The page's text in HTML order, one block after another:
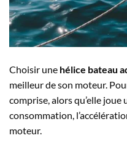
Choisir une hélice bateau
meilleur de son moteur.
comprise, alors qu’elle
consommation,
moteur.